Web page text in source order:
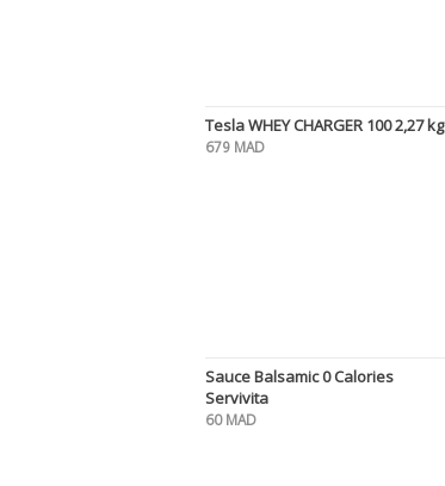
Tesla WHEY CHARGER 100 2,27 kg
679 MAD
Sauce Balsamic 0 Calories
Servivita
60MAD